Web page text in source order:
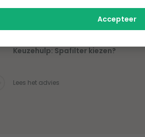
Keuzehulp: Spafilter kiezen?
Lees het advies
Accepteer